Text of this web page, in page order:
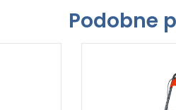
Podobne